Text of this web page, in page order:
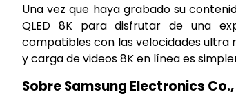
Una vez que haya grabado su
QLED 8K para disfrutar de una
compatibles con las velocidades ultra
y carga de videos 8K en línea es
Sobre Samsung Electronics